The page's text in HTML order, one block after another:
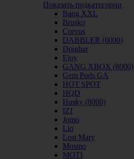
Показать подкатегории
Bang XXL
Brusko
Corvus
DABBLER (6000)
Dragbar
Ejoy
GANG XBOX (8000)
Gem Pods GA
HOT SPOT
HQD
Husky (8000)
IZI
Jomo
Lio
Lost Mary
Mosmo
MOTI